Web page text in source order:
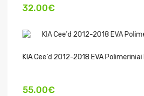
32.00€
KIA Cee'd 2012-2018 EVA Polimeriniai
55.00€